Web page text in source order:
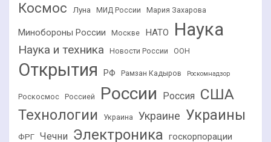
Космос Луна МИД России Мария Захарова
Минобороны России Москве НАТО Наука
Наука и техника Новости России ООН
Открытия РФ Рамзан Кадыров Роскомнадзор
Роскосмос Россией России Россия США
Технологии Украина Украине Украины
ФРГ Чечни Электроника госкорпорации